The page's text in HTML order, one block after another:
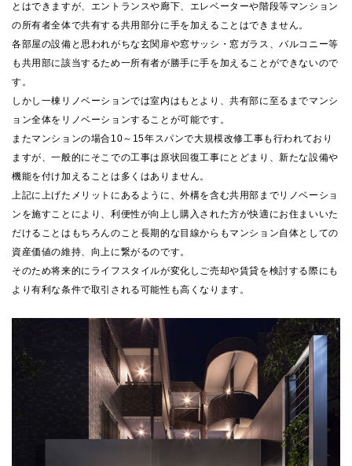
とはできますが、エントランスや廊下、エレベーターや階段等マンション
の所有者全体で共有する共用部分に手を加えることはできません。
各部屋の設備と思われがちな玄関扉や窓サッシ・窓ガラス、バルコニー等
も共用部に該当するため一所有者が勝手に手を加えることができないので
す。
しかし一棟リノベーションでは室内はもとより、共有部に至るまでマンシ
ョン全体をリノベーションすることが可能です。
またマンションの場合10～15年スパンで大規模改修工事も行われており
ますが、一般的にそこでの工事は原状回復工事にとどまり、新たな設備や
機能を付け加えることは多くはありません。
上記に上げたメリットにあるように、外構を含む共用部までリノベーショ
ンを施すことにより、利便性が向上し購入された方が快適にお住まいいた
だけることはもちろんのこと長期的な目線からもマンション自体としての
資産価値の維持、向上に繋がるのです。
そのため将来的にライフスタイルが変化しご売却や賃貸を検討する際にも
より有利な条件で取引される可能性も高くなります。